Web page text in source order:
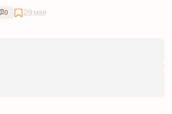
0 29 мая